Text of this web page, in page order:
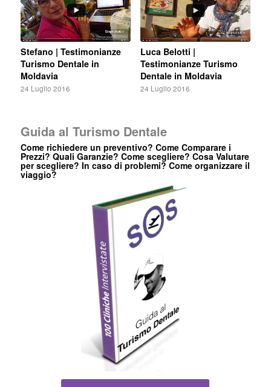
Stefano | Testimonianze
Turismo Dentale in
Moldavia
24 Luglio 2016
Luca Belotti |
Testimonianze Turismo
Dentale in Moldavia
24 Luglio 2016
Guida al Turismo Dentale
Come richiedere un preventivo? Come Comparare i
Prezzi? Quali Garanzie? Come scegliere? Cosa Valutare
per scegliere? In caso di problemi? Come organizzare il
viaggio?